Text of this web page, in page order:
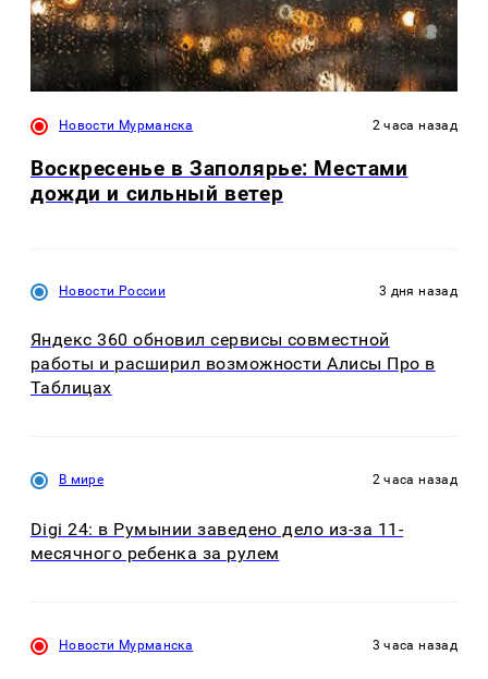
Новости Мурманска 2 часа назад
Воскресенье в Заполярье: Местами
дожди и сильный ветер
Новости России 3 дня назад
Яндекс 360 обновил сервисы совместной
работы и расширил возможности Алисы Про в
Таблицах
В мире 2 часа назад
Digi 24: в Румынии заведено дело из-за 11-
месячного ребенка за рулем
Новости Мурманска 3 часа назад